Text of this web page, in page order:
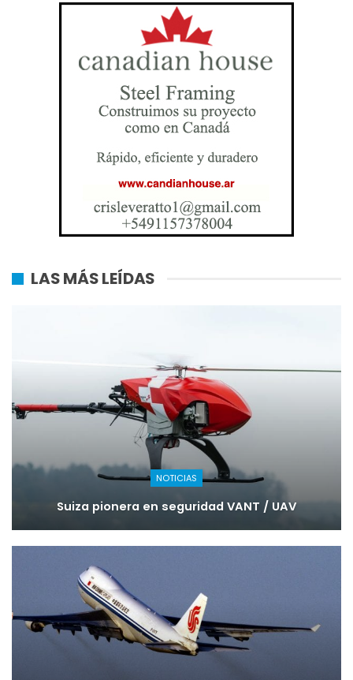
LAS MÁS LEÍDAS
NOTICIAS
Suiza pionera en seguridad VANT / UAV